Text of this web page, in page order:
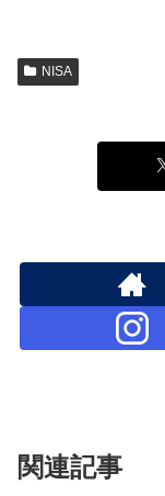
NISA
関連記事